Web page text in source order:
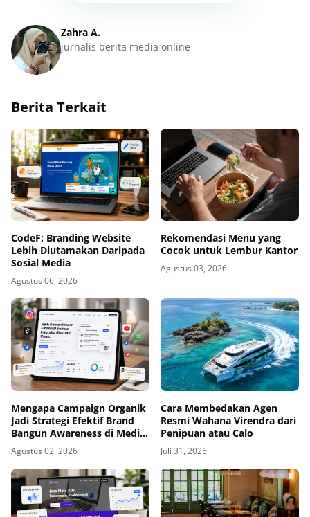
Zahra A.
jurnalis berita media online
Berita Terkait
CodeF: Branding Website
Lebih Diutamakan Daripada
Sosial Media
Agustus 06, 2026
Rekomendasi Menu yang
Cocok untuk Lembur Kantor
Agustus 03, 2026
Mengapa Campaign Organik
Jadi Strategi Efektif Brand
Bangun Awareness di Media
Sosial
Agustus 02, 2026
Cara Membedakan Agen
Resmi Wahana Virendra dari
Penipuan atau Calo
Juli 31, 2026